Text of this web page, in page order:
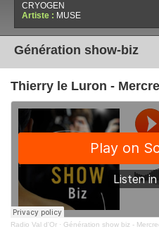
CRYOGEN
Artiste : MUSE
Génération show-biz
Thierry le Luron -
Radio Val d'Or · Génération show biz -